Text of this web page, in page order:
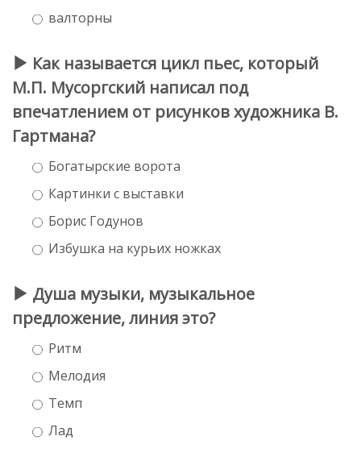
валторны
Как называется цикл пьес, который
М.П. Мусоргский написал под
впечатлением от рисунков художника В.
Гартмана?
Богатырские ворота
Картинки с выставки
Борис Годунов
Избушка на курьих ножках
Душа музыки, музыкальное
предложение, линия это?
Ритм
Мелодия
Темп
Лад